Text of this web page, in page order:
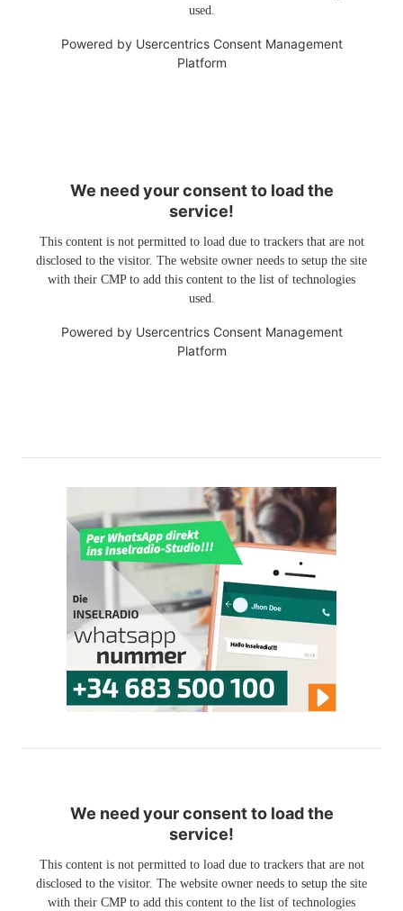
used.
Powered by Usercentrics Consent Management
Platform
We need your consent to load the
service!
This content is not permitted to load due to trackers that are not
disclosed to the visitor. The website owner needs to setup the site
with their CMP to add this content to the list of technologies
used.
Powered by Usercentrics Consent Management
Platform
We need your consent to load the
service!
This content is not permitted to load due to trackers that are not
disclosed to the visitor. The website owner needs to setup the site
with their CMP to add this content to the list of technologies